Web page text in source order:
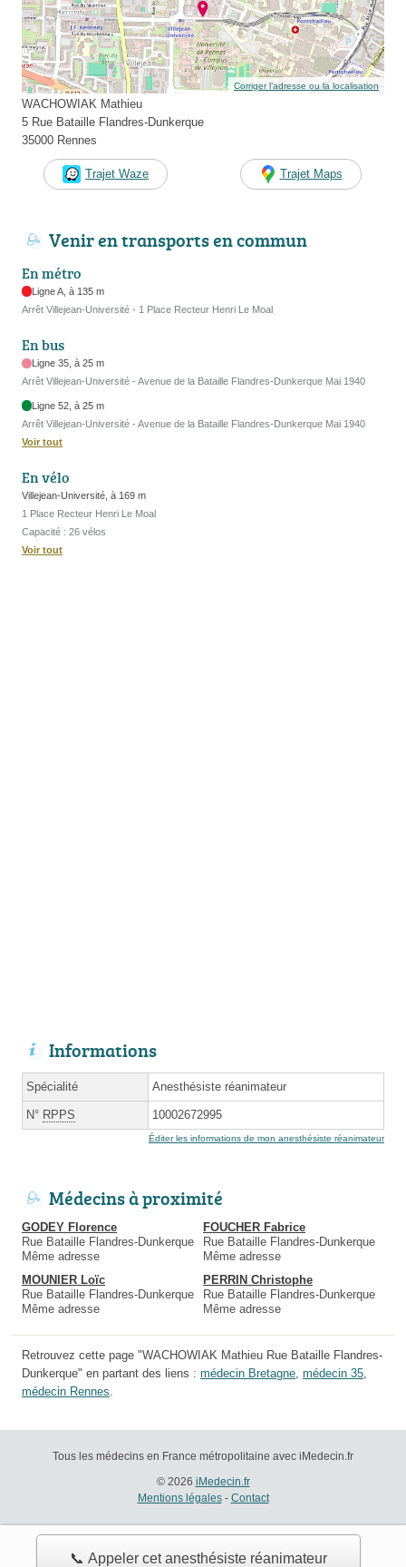
📞 Appeler cet anesthésiste réanimateur
Corriger l’adresse ou la localisation
WACHOWIAK Mathieu
5 Rue Bataille Flandres-Dunkerque
35000 Rennes
Trajet Waze Trajet Maps
Venir en transports en commun
En métro
Ligne A, à 135 m
Arrêt Villejean-Université - 1 Place Recteur Henri Le Moal
En bus
Ligne 35, à 25 m
Arrêt Villejean-Université - Avenue de la Bataille Flandres-Dunkerque Mai 1940
Ligne 52, à 25 m
Arrêt Villejean-Université - Avenue de la Bataille Flandres-Dunkerque Mai 1940
Voir tout
En vélo
Villejean-Université, à 169 m
1 Place Recteur Henri Le Moal
Capacité : 26 vélos
Voir tout
Informations
Spécialité Anesthésiste réanimateur
N° RPPS 10002672995
Éditer les informations de mon anesthésiste réanimateur
Médecins à proximité
GODEY Florence
Rue Bataille Flandres-Dunkerque
Même adresse
FOUCHER Fabrice
Rue Bataille Flandres-Dunkerque
Même adresse
MOUNIER Loïc
Rue Bataille Flandres-Dunkerque
Même adresse
PERRIN Christophe
Rue Bataille Flandres-Dunkerque
Même adresse
Retrouvez cette page "WACHOWIAK Mathieu Rue Bataille Flandres-
Dunkerque" en partant des liens : médecin Bretagne, médecin 35,
médecin Rennes.
Tous les médecins en France métropolitaine avec iMedecin.fr
© 2026 iMedecin.fr
Mentions légales- Contact